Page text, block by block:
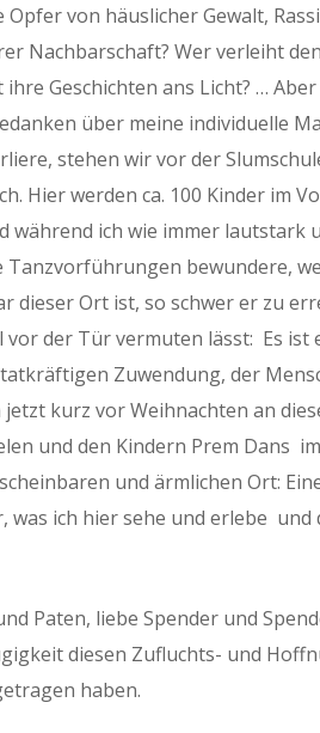
Opfer von häuslicher Gewalt,
Nachbarschaft? Wer verleiht
Geschichten ans Licht? …
über meine individuelle
stehen wir vor der
Hier werden ca. 100 Kinder im
während ich wie immer lautstark
Tanzvorführungen bewundere,
dieser Ort ist, so schwer er zu
vor der Tür vermuten lässt: Es
Zuwendung, der
kurz vor Weihnachten an
und den Kindern Prem Dans
und ärmlichen Ort:
was ich hier sehe und erlebe
Paten, liebe Spender und
diesen Zufluchts- und
haben.